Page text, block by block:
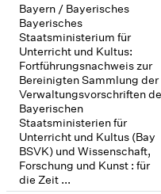
Bayern / Bayerisches
Bayerisches
Staatsministerium für
Unterricht und Kultus:
Fortführungsnachweis zur
Bereinigten Sammlung der
Verwaltungsvorschriften
Bayerischen
Staatsministerien für
Unterricht und Kultus (Bay
BSVK) und Wissenschaft,
Forschung und Kunst : für
die Zeit ...